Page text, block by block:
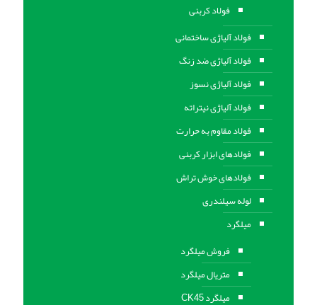
فولاد کربنی
فولاد آلیاژی ساختمانی
فولاد آلیاژی ضد زنگ
فولاد آلیاژی نسوز
فولاد آلیاژی نیتراته
فولاد مقاوم به حرارت
فولادهای ابزار کربنی
فولادهای خوش تراش
لوله سیلندری
میلگرد
فروش میلگرد
متریال میلگرد
میلگرد CK45